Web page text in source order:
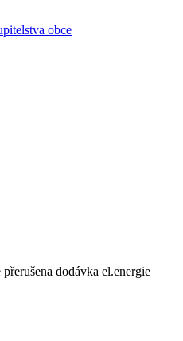
obce
dodávka el.energie